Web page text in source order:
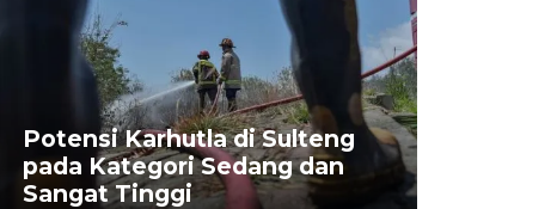
Potensi Karhutla di Sulteng
pada Kategori Sedang dan
Sangat Tinggi